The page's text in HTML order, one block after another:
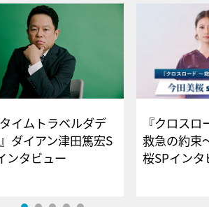
タイムトラベルダデ
ダイアン津田篤宏S
ンタビュー
『クロス
救急の約束
桜SPイ